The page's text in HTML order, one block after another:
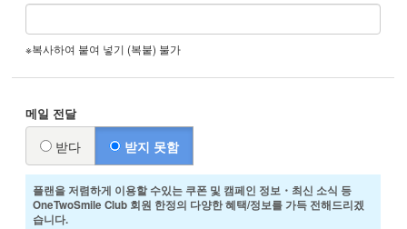
※복사하여 붙여 넣기 (복붙) 불가
메일 전달
받다 받지 못함
플랜을 저렴하게 이용할 수있는 쿠폰 및 캠페인 정보・최신 소식 등
OneTwoSmile Club 회원 한정의 다양한 혜택/정보를 가득 전해드리겠
습니다.